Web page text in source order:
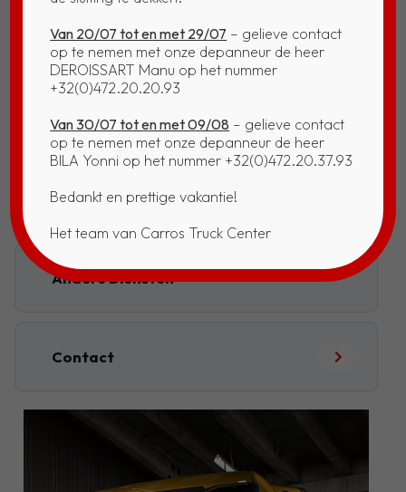
Beschrijving
Onze Realisaties
Andere Diensten
Contact
Van 20/07 tot en met 29/07 – gelieve contact
op te nemen met onze depanneur de heer
DEROISSART Manu op het nummer
+32(0)472.20.20.93
Van 30/07 tot en met 09/08 – gelieve contact
op te nemen met onze depanneur de heer
BILA Yonni op het nummer +32(0)472.20.37.93
Bedankt en prettige vakantie!
Het team van Carros Truck Center